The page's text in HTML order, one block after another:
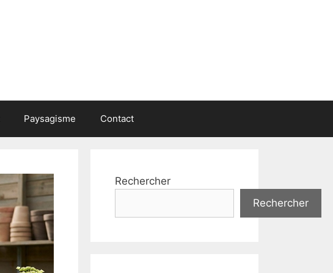
Paysagisme Contact
Rechercher
Rechercher